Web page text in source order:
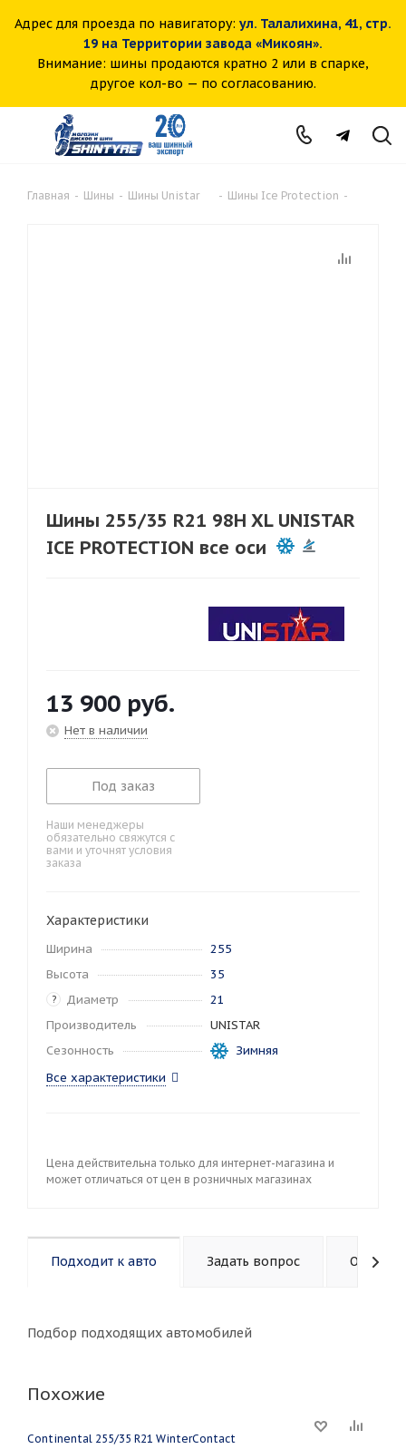
Адрес для проезда по навигатору: ул. Талалихина, 41, стр.
19 на Территории завода «Микоян».
Внимание: шины продаются кратно 2 или в спарке,
другое кол-во — по согласованию.
Главная - Шины - Шины Unistar - Шины Ice Protection -
Шины 255/35 R21 98H XL UNISTAR
ICE PROTECTION все оси
13 900 руб.
Нет в наличии
Под заказ
Наши менеджеры
обязательно свяжутся с
вами и уточнят условия
заказа
Характеристики
Ширина
255
Высота
35
? Диаметр
21
Производитель
UNISTAR
Сезонность
Зимняя
Все характеристики
Цена действительна только для интернет-магазина и
может отличаться от цен в розничных магазинах
Подходит к авто Задать вопрос
Подбор подходящих автомобилей
Похожие
Continental 255/35 R21 WinterContact